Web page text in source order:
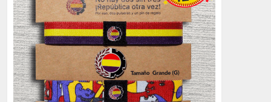
Actualidad
(2319)
monarquía
(2253)
borbones
(2176)
Cultura
(2163)